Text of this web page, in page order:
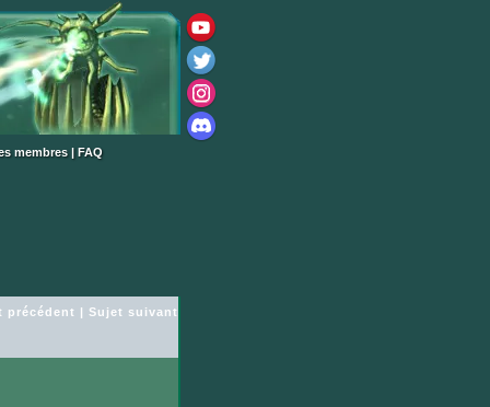
membres| FAQ
précédent | Sujet suivant